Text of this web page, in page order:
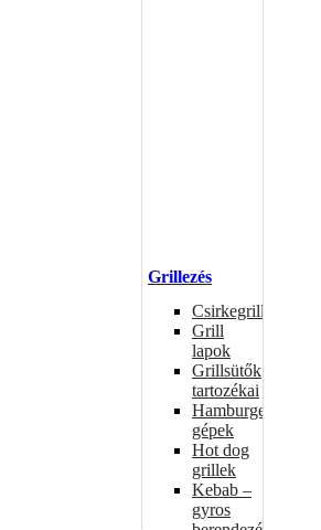
Grillezés
Csirkegrillek
Grill
lapok
Grillsütők
tartozékai
Hamburgerformázó
gépek
Hot dog
grillek
Kebab –
gyros